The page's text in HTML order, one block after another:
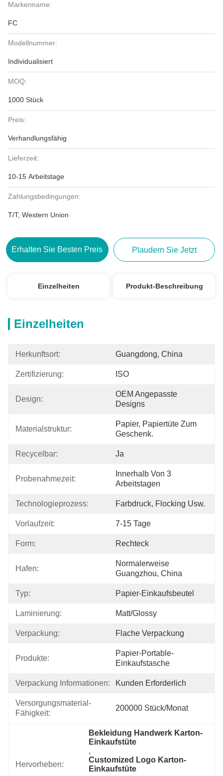
Markenname:
FC
Modellnummer:
Individualisiert
MOQ:
1000 Stück
Preis:
Verhandlungsfähig
Lieferzeit:
10-15 Arbeitstage
Zahlungsbedingungen:
T/T, Western Union
Erhalten Sie Besten Preis Plaudern Sie Jetzt
Einzelheiten Produkt-Beschreibung
Einzelheiten
Herkunftsort: Guangdong, China
Zertifizierung: ISO
Design:
OEM Angepasste
Designs
Materialstruktur:
Papier, Papiertüte Zum
Geschenk.
Recycelbar: Ja
Probenahmezeit:
Innerhalb Von 3
Arbeitstagen
Technologieprozess: Farbdruck, Flocking Usw.
Vorlaufzeit: 7-15 Tage
Form: Rechteck
Hafen:
Normalerweise
Guangzhou, China
Typ: Papier-Einkaufsbeutel
Laminierung: Matt/Glossy
Verpackung: Flache Verpackung
Produkte:
Papier-Portable-
Einkaufstasche
Verpackung Informationen: Kunden Erforderlich
Versorgungsmaterial-
Fähigkeit:
200000 Stück/Monat
Hervorheben:
Bekleidung Handwerk Karton-
Einkaufstüte
,
Customized Logo Karton-
Einkaufstüte